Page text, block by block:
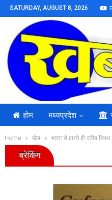
SATURDAY, AUGUST 8, 2026
होम मध्यप्रदेश
Home खेल भारत से हारते ही स्टीव
ब्रेकिंग